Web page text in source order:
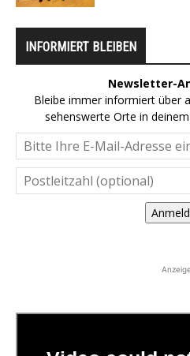
INFORMIERT BLEIBEN
Newsletter-
Bleibe immer informiert über
sehenswerte Orte in